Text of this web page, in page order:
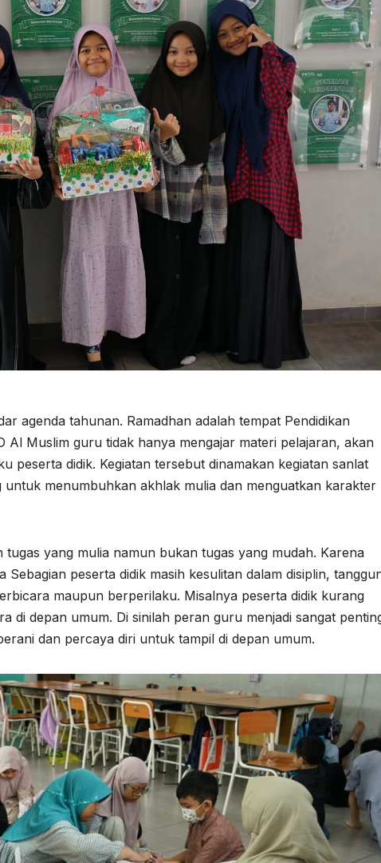
agenda tahunan. Ramadhan adalah tempat Pendidikan
Al Muslim guru tidak hanya mengajar materi pelajaran, akan
peserta didik. Kegiatan tersebut dinamakan kegiatan sanlat
menumbuhkan akhlak mulia dan menguatkan karakter
yang mulia namun bukan tugas yang mudah. Karena
peserta didik masih kesulitan dalam disiplin,
maupun berperilaku. Misalnya peserta didik kurang
di depan umum. Di sinilah peran guru menjadi sangat
dan percaya diri untuk tampil di depan umum.